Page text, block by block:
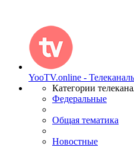
YooTV.online -
Категории
Федеральные
Общая тематика
Новостные